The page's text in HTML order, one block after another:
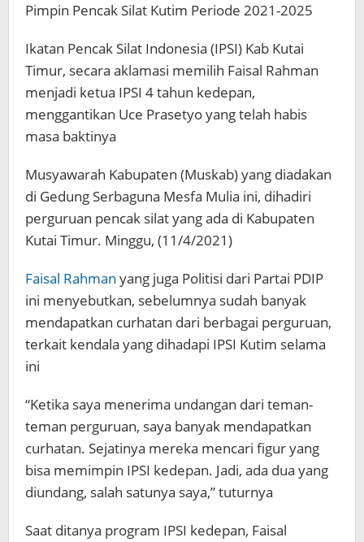
Pimpin Pencak Silat Kutim Periode 2021-2025
Ikatan Pencak Silat Indonesia (IPSI) Kab Kutai
Timur, secara aklamasi memilih Faisal Rahman
menjadi ketua IPSI 4 tahun kedepan,
menggantikan Uce Prasetyo yang telah habis
masa baktinya
Musyawarah Kabupaten (Muskab) yang diadakan
di Gedung Serbaguna Mesfa Mulia ini, dihadiri
perguruan pencak silat yang ada di Kabupaten
Kutai Timur. Minggu, (11/4/2021)
Faisal Rahman yang juga Politisi dari Partai PDIP
ini menyebutkan, sebelumnya sudah banyak
mendapatkan curhatan dari berbagai perguruan,
terkait kendala yang dihadapi IPSI Kutim selama
ini
“Ketika saya menerima undangan dari teman-
teman perguruan, saya banyak mendapatkan
curhatan. Sejatinya mereka mencari figur yang
bisa memimpin IPSI kedepan. Jadi, ada dua yang
diundang, salah satunya saya,” tuturnya
Saat ditanya program IPSI kedepan, Faisal